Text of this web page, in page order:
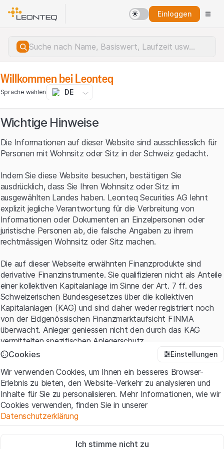
Einloggen
Serverfehler.
Willkommen bei Leonteq
Sprache wählen DE
Wichtige Hinweise
Die Informationen auf dieser Website sind ausschliesslich für
Personen mit Wohnsitz oder Sitz in der Schweiz gedacht.
Indem Sie diese Website besuchen, bestätigen Sie
ausdrücklich, dass Sie Ihren Wohnsitz oder Sitz im
ausgewählten Landes haben. Leonteq Securities AG lehnt
explizit jegliche Verantwortung für die Verbreitung von
Informationen oder Dokumenten an Einzelpersonen oder
juristische Personen ab, die falsche Angaben zu ihrem
rechtmässigen Wohnsitz oder Sitz machen.
Die auf dieser Webseite erwähnten Finanzprodukte sind
derivative Finanzinstrumente. Sie qualifizieren nicht als Anteile
einer kollektiven Kapitalanlage im Sinne der Art. 7 ff. des
Schweizerischen Bundesgesetzes über die kollektiven
Kapitalanlagen (KAG) und sind daher weder registriert noch
von der Eidgenössischen Finanzmarktaufsicht FINMA
überwacht. Anleger geniessen nicht den durch das KAG
vermittelten spezifischen Anlegerschutz.
Mit dem Zugriff auf diese Website der Leonteq Securities AG
(die "Website") erklären Sie, dass Sie die rechtlichen
Informationen und die wichtigen Hinweise und
Nutzungsbedingungenverstanden haben und akzeptieren.
Wenn Sie mit den Nutzungsbedingungen nicht einverstanden
Cookies Einstellungen
Wir verwenden Cookies, um Ihnen ein besseres Browser-
Erlebnis zu bieten, den Website-Verkehr zu analysieren und
Inhalte für Sie zu personalisieren. Mehr Informationen, wie wir
Cookies verwenden, finden Sie in unserer
Datenschutzerklärung
Diese Cookies sind für die Website erforderlich und können nicht
Ich stimme nicht zu